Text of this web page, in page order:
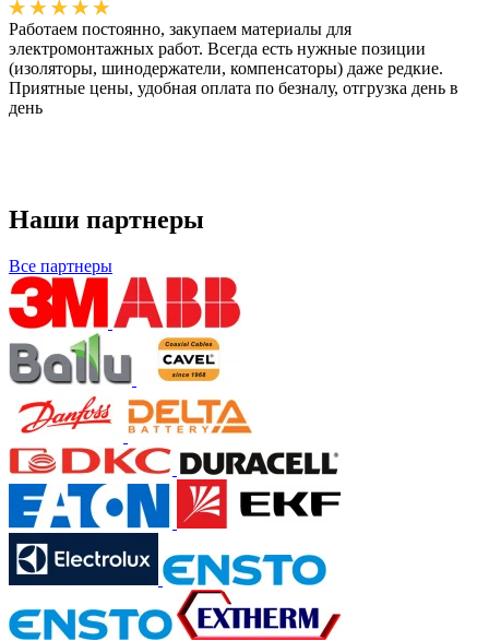
Работаем постоянно, закупаем материалы для
электромонтажных работ. Всегда есть нужные позиции
(изоляторы, шинодержатели, компенсаторы) даже редкие.
Приятные цены, удобная оплата по безналу, отгрузка день в
день
Наши партнеры
Все партнеры